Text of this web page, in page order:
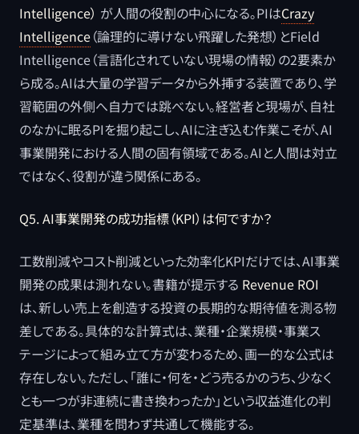
Intelligence） が人間の役割の中心になる。PIはCrazy
Intelligence（論理的に導けない飛躍した発想）とField
Intelligence（言語化されていない現場の情報）の2要素か
ら成る。AIは大量の学習データから外挿する装置であり、学
習範囲の外側へ自力では跳べない。経営者と現場が、自社
のなかに眠るPIを掘り起こし、AIに注ぎ込む作業こそが、AI
事業開発における人間の固有領域である。AIと人間は対立
ではなく、役割が違う関係にある。
Q5. AI事業開発の成功指標（KPI）は何ですか？
工数削減やコスト削減といった効率化KPIだけでは、AI事業
開発の成果は測れない。書籍が提示する Revenue ROI
は、新しい売上を創造する投資の長期的な期待値を測る物
差しである。具体的な計算式は、業種・企業規模・事業ス
テージによって組み立て方が変わるため、画一的な公式は
存在しない。ただし、「誰に・何を・どう売るかのうち、少なく
とも一つが非連続に書き換わったか」という収益進化の判
定基準は、業種を問わず共通して機能する。